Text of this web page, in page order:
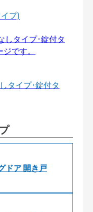
プ)
タイプ･錠付タ
ドア 開き戸